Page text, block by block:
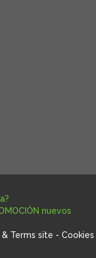
nuevos
& Terms site - Cookies